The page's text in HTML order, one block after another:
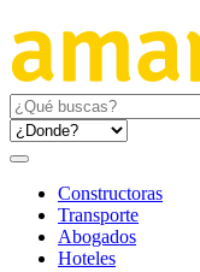
Constructoras
Transporte
Abogados
Hoteles